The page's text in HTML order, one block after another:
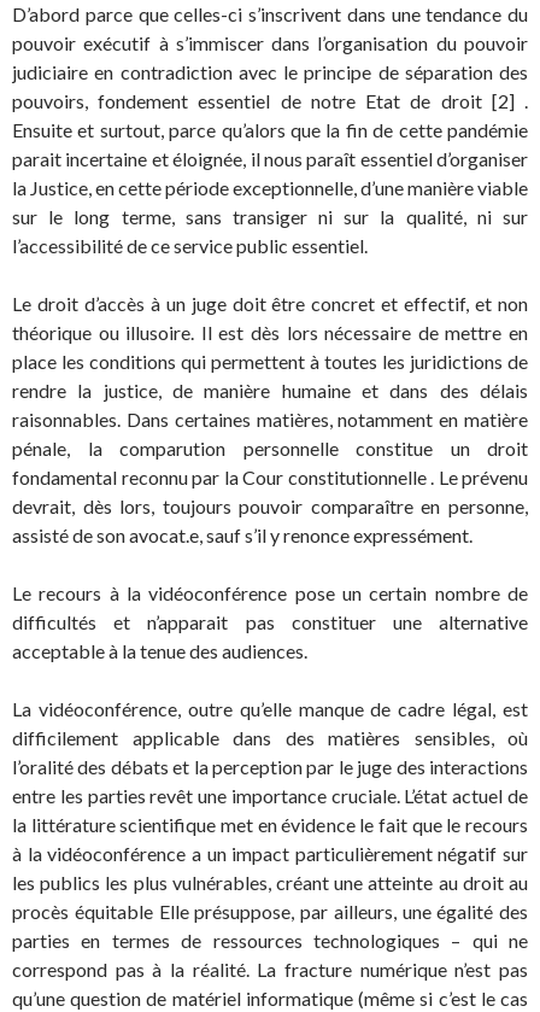
D’abord parce que celles-ci s’inscrivent dans une tendance du
pouvoir exécutif à s’immiscer dans l’organisation du pouvoir
judiciaire en contradiction avec le principe de séparation des
pouvoirs, fondement essentiel de notre Etat de droit [2] .
Ensuite et surtout, parce qu’alors que la fin de cette pandémie
parait incertaine et éloignée, il nous paraît essentiel d’organiser
la Justice, en cette période exceptionnelle, d’une manière viable
sur le long terme, sans transiger ni sur la qualité, ni sur
l’accessibilité de ce service public essentiel.
Le droit d’accès à un juge doit être concret et effectif, et non
théorique ou illusoire. Il est dès lors nécessaire de mettre en
place les conditions qui permettent à toutes les juridictions de
rendre la justice, de manière humaine et dans des délais
raisonnables. Dans certaines matières, notamment en matière
pénale, la comparution personnelle constitue un droit
fondamental reconnu par la Cour constitutionnelle . Le prévenu
devrait, dès lors, toujours pouvoir comparaître en personne,
assisté de son avocat.e, sauf s’il y renonce expressément.
Le recours à la vidéoconférence pose un certain nombre de
difficultés et n’apparait pas constituer une alternative
acceptable à la tenue des audiences.
La vidéoconférence, outre qu’elle manque de cadre légal, est
difficilement applicable dans des matières sensibles, où
l’oralité des débats et la perception par le juge des interactions
entre les parties revêt une importance cruciale. L’état actuel de
la littérature scientifique met en évidence le fait que le recours
à la vidéoconférence a un impact particulièrement négatif sur
les publics les plus vulnérables, créant une atteinte au droit au
procès équitable Elle présuppose, par ailleurs, une égalité des
parties en termes de ressources technologiques – qui ne
correspond pas à la réalité. La fracture numérique n’est pas
qu’une question de matériel informatique (même si c’est le cas